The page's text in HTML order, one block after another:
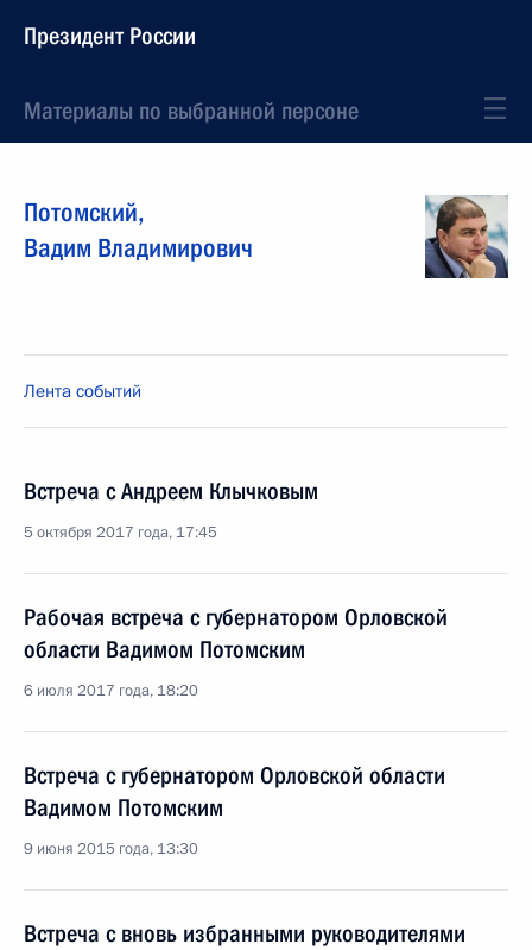
Президент России
Материалы по выбранной персоне
Потомский,
Вадим Владимирович
Лента событий
Встреча с Андреем Клычковым
5 октября 2017 года, 17:45
Рабочая встреча с губернатором Орловской
области Вадимом Потомским
6 июля 2017 года, 18:20
Встреча с губернатором Орловской области
Вадимом Потомским
9 июня 2015 года, 13:30
Встреча с вновь избранными руководителями